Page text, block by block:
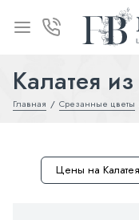
Калатея
Главная Срезанные цветы
Цены на